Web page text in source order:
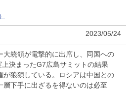
2023/05/24
大統領が電撃的に出席し、同国への
決まったG7広島サミットの結果
が狼狽している。ロシアは中国との
層下手に出ざるを得ないのは必至